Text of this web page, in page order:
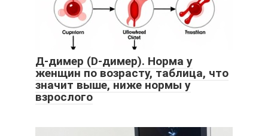
Д-димер (D-димер). Норма у
женщин по возрасту, таблица, что
значит выше, ниже нормы у
взрослого